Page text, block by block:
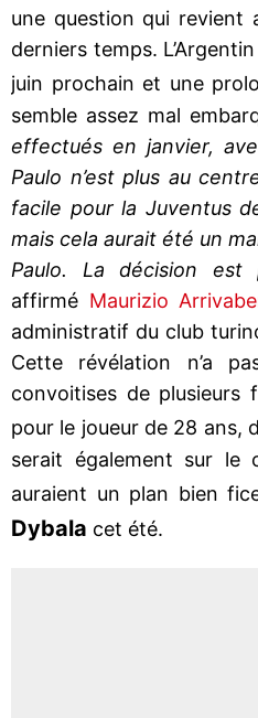
une question qui revient
derniers temps.
juin prochain et une
semble assez mal
effectués en janvier,
Paulo n’est plus au
facile pour la Juventus
mais cela aurait été un
Paulo. La décision est
affirmé Maurizio
administratif du club
Cette révélation n’a
convoitises de plusieurs
pour le joueur de 28 ans,
serait également sur le
auraient un plan bien
Dybala cet été.